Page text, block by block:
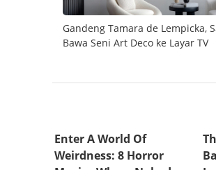
Gandeng Tamara de Lempicka,
Bawa Seni Art Deco ke Layar TV